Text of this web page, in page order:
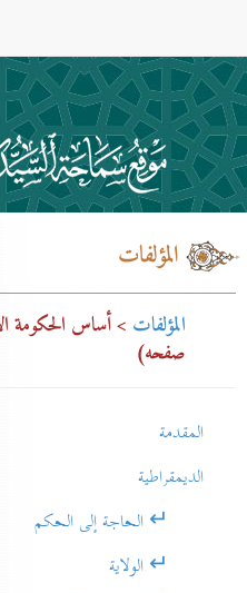
المؤلفات
المؤلفات
صفحه)
المقدمة
الديمقراطية
↵ الحاجة إلى الحكم
↵ الولاية